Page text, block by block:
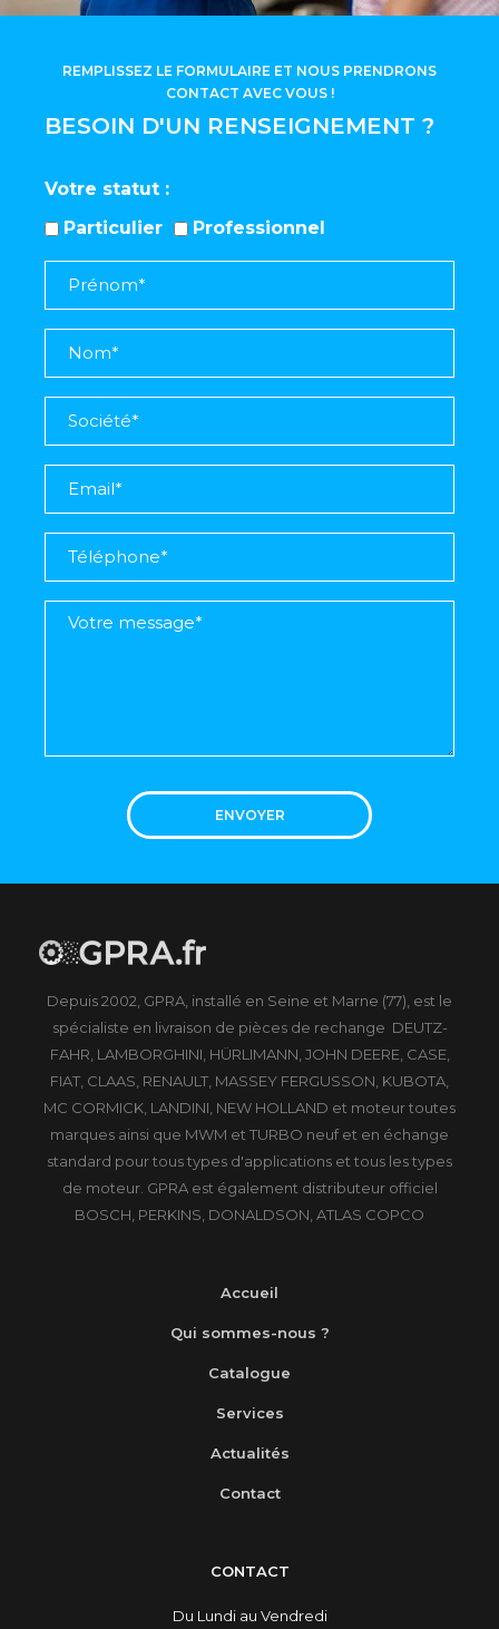
BESOIN D'UN RENSEIGNEMENT ?
REMPLISSEZ LE FORMULAIRE ET NOUS PRENDRONS
CONTACT AVEC VOUS !
Votre statut
Particulier
Professionnel
ENVOYER
Depuis 2002, GPRA, installé en Seine et Marne (77), est le
spécialiste en livraison de pièces de rechange DEUTZ-
FAHR, LAMBORGHINI, HÜRLIMANN, JOHN DEERE, CASE,
FIAT, CLAAS, RENAULT, MASSEY FERGUSSON, KUBOTA,
MC CORMICK, LANDINI, NEW HOLLAND et moteur toutes
marques ainsi que MWM et TURBO neuf et en échange
standard pour tous types d'applications et tous les types
de moteur. GPRA est également distributeur officiel
BOSCH, PERKINS, DONALDSON, ATLAS COPCO
Accueil
Qui sommes-nous ?
Catalogue
Services
Actualités
Contact
CONTACT
Du Lundi au Vendredi